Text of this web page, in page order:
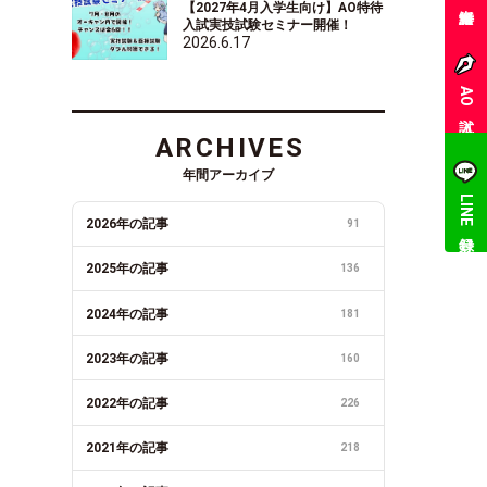
【2027年4月入学生向け】AO特待
入試実技試験セミナー開催！
2026.6.17
ARCHIVES
年間アーカイブ
2026年の記事 91
2025年の記事 136
2024年の記事 181
2023年の記事 160
2022年の記事 226
2021年の記事 218
AO入試
LINE登録